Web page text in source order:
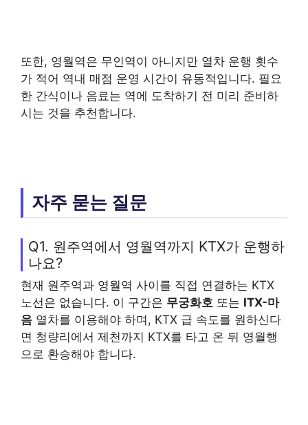
또한, 영월역은 무인역이 아니지만 열차 운행 횟수
가 적어 역내 매점 운영 시간이 유동적입니다. 필요
한 간식이나 음료는 역에 도착하기 전 미리 준비하
시는 것을 추천합니다.
자주 묻는 질문
Q1. 원주역에서 영월역까지 KTX가 운행하
나요?
현재 원주역과 영월역 사이를 직접 연결하는 KTX
노선은 없습니다. 이 구간은 무궁화호 또는 ITX-마
음 열차를 이용해야 하며, KTX 급 속도를 원하신다
면 청량리에서 제천까지 KTX를 타고 온 뒤 영월행
으로 환승해야 합니다.